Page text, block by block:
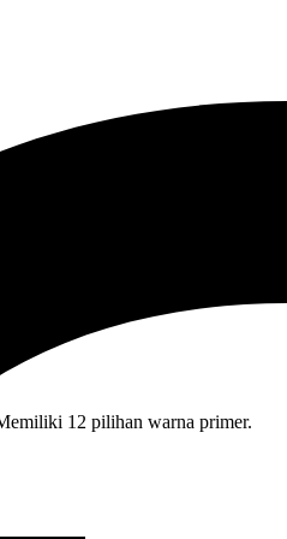
12 pilihan warna primer.